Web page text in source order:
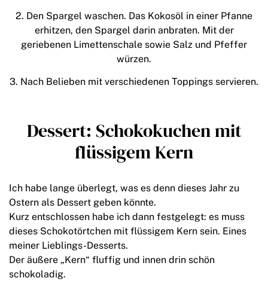
2. Den Spargel waschen. Das Kokosöl in einer Pfanne
erhitzen, den Spargel darin anbraten. Mit der
geriebenen Limettenschale sowie Salz und Pfeffer
würzen.
3. Nach Belieben mit verschiedenen Toppings servieren.
Dessert: Schokokuchen mit
flüssigem Kern
Ich habe lange überlegt, was es denn dieses Jahr zu
Ostern als Dessert geben könnte.
Kurz entschlossen habe ich dann festgelegt: es muss
dieses Schokotörtchen mit flüssigem Kern sein. Eines
meiner Lieblings-Desserts.
Der äußere „Kern“ fluffig und innen drin schön
schokoladig.